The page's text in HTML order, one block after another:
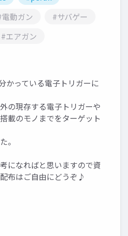
動ガン
#サバゲー
#エアガン
かっている電子トリガーに
の現存する電子トリガーや
載のモノまでをターゲット
。
になればと思いますので資
布はご自由にどうぞ♪